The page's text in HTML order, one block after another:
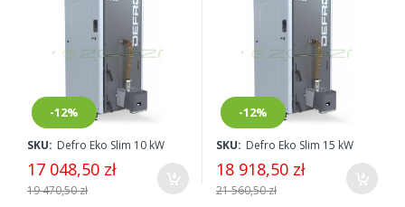
-12%
SKU: Defro Eko Slim 10 kW
17 048,50 zł
19 470,50 zł
-12%
SKU: Defro Eko Slim 15 kW
18 918,50 zł
21 560,50 zł